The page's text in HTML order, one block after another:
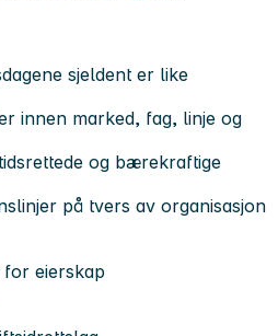
sjeldent er like
innen marked, fag, linje og
og bærekraftige
på tvers av organisasjon
eierskap